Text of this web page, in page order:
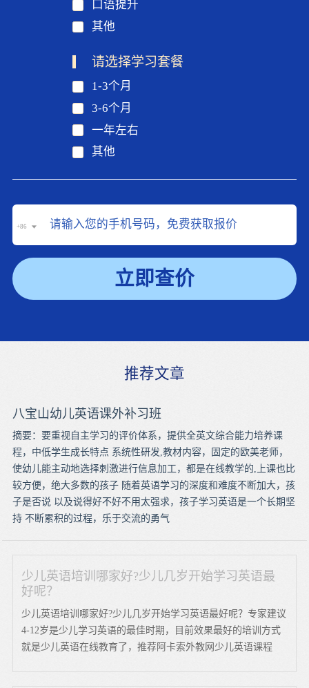
口语提升
其他
请选择学习套餐
1-3个月
3-6个月
一年左右
其他
+86
立即查价
推荐文章
八宝山幼儿英语课外补习班
摘要：要重视自主学习的评价体系，提供全英文综合能力培养课
程，中低学生成长特点 系统性研发,教材内容，固定的欧美老师，
使幼儿能主动地选择刺激进行信息加工，都是在线教学的,上课也比
较方便，绝大多数的孩子 随着英语学习的深度和难度不断加大，孩
子是否说 以及说得好不好不用太强求，孩子学习英语是一个长期坚
持 不断累积的过程，乐于交流的勇气
少儿英语培训哪家好?少儿几岁开始学习英语最
好呢？
少儿英语培训哪家好?少儿几岁开始学习英语最好呢？专家建议
4-12岁是少儿学习英语的最佳时期，目前效果最好的培训方式
就是少儿英语在线教育了，推荐阿卡索外教网少儿英语课程